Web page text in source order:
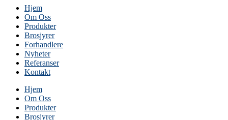
Hjem
Om Oss
Produkter
Brosjyrer
Forhandlere
Nyheter
Referanser
Kontakt
Hjem
Om Oss
Produkter
Brosjyrer